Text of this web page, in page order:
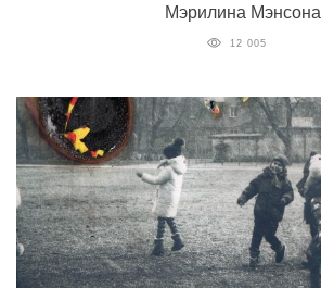
Мэрилина Мэнсона
12 005